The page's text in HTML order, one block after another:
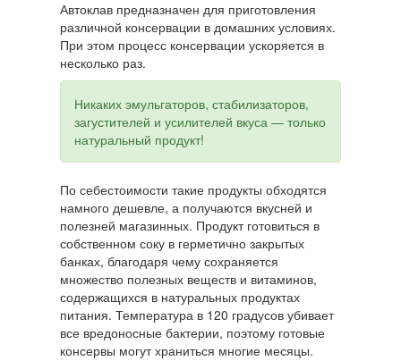
Автоклав предназначен для приготовления
различной консервации в домашних условиях.
При этом процесс консервации ускоряется в
несколько раз.
Никаких эмульгаторов, стабилизаторов,
загустителей и усилителей вкуса — только
натуральный продукт!
По себестоимости такие продукты обходятся
намного дешевле, а получаются вкусней и
полезней магазинных. Продукт готовиться в
собственном соку в герметично закрытых
банках, благодаря чему сохраняется
множество полезных веществ и витаминов,
содержащихся в натуральных продуктах
питания. Температура в 120 градусов убивает
все вредоносные бактерии, поэтому готовые
консервы могут храниться многие месяцы.